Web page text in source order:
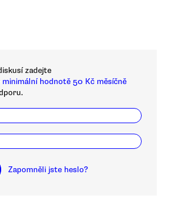
zadejte
hodnotě 50 Kč měsíčně
Zapomněli jste heslo?